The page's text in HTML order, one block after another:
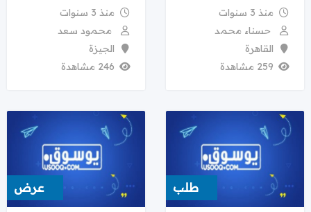
منذ 3 سنوات
حسناء محمد
القاهرة
259 مشاهدة
منذ 3 سنوات
محمود سعد
الجيزة
246 مشاهدة
طلب عرض